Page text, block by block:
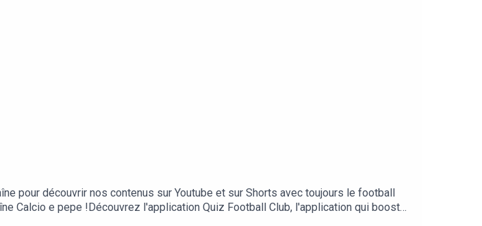
pour découvrir nos contenus sur Youtube et sur Shorts avec toujours le football
Calcio e pepe !Découvrez l'application Quiz Football Club, l'application qui booste
sur le site https://quizfootballclub.frPour nous encourager, n'hésitez pas à